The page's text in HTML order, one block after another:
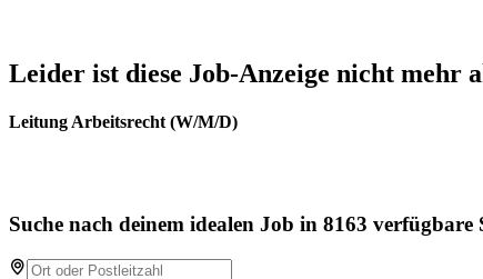
Leider ist diese Job-Anzeige nicht mehr
Leitung Arbeitsrecht (W/M/D)
Suche nach deinem idealen Job in 8163 verfügbare